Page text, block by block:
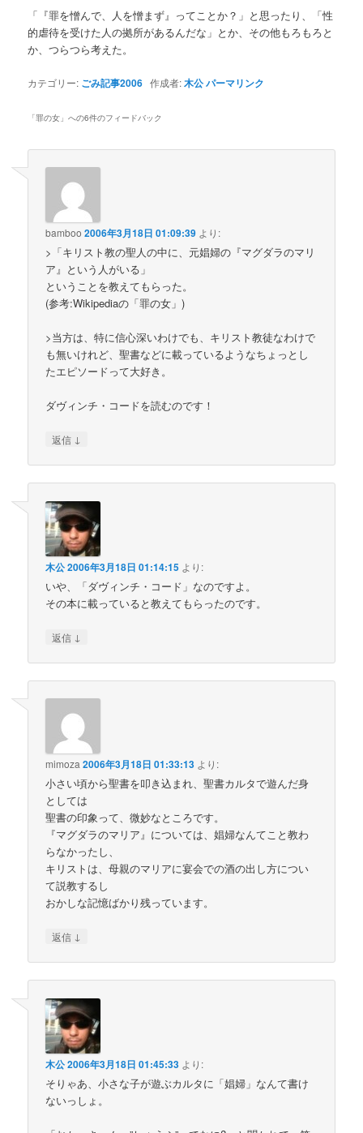
「『罪を憎んで、人を憎まず』ってことか？」と思ったり、「性
的虐待を受けた人の拠所があるんだな」とか、その他もろもろと
か、つらつら考えた。
カテゴリー: ごみ記事2006 作成者:木公パーマリンク
「罪の女 」への6件のフィードバック
bamboo 2006年3月18日 01:09:39 より:
>「キリスト教の聖人の中に、元娼婦の『マグダラのマリ
ア』という人がいる」
ということを教えてもらった。
(参考:Wikipediaの「罪の女」)
>当方は、特に信心深いわけでも、キリスト教徒なわけで
も無いけれど、聖書などに載っているようなちょっとし
たエピソードって大好き。
ダヴィンチ・コードを読むのです！
返信 ↓
木公2006年3月18日 01:14:15 より:
いや、「ダヴィンチ・コード」なのですよ。
その本に載っていると教えてもらったのです。
返信 ↓
mimoza 2006年3月18日 01:33:13 より:
小さい頃から聖書を叩き込まれ、聖書カルタで遊んだ身
としては
聖書の印象って、微妙なところです。
『マグダラのマリア』については、娼婦なんてこと教わ
らなかったし、
キリストは、母親のマリアに宴会での酒の出し方につい
て説教するし
おかしな記憶ばかり残っています。
返信 ↓
木公2006年3月18日 01:45:33 より:
そりゃあ、小さな子が遊ぶカルタに「娼婦」なんて書け
ないっしょ。